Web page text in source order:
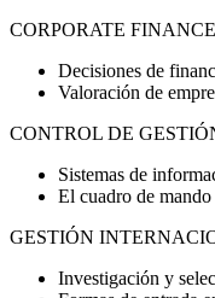
CORPORATE FINANCE
Decisiones de
Valoración de
CONTROL DE
Sistemas de
El cuadro de
GESTIÓN
Investigación y